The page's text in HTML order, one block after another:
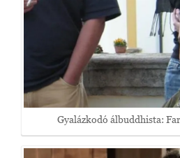
Gyalázkodó álbuddhista: